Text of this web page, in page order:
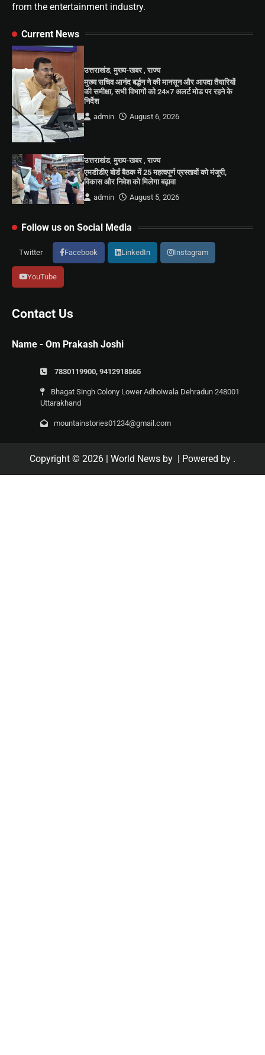
from the entertainment industry.
Current News
उत्तराखंड,मुख्य-खबर,राज्य
मुख्य सचिव आनंद बर्द्धन ने की मानसून और आपदा तैयारियों
की समीक्षा, सभी विभागों को 24×7 अलर्ट मोड पर रहने के
निर्देश
admin
August 6, 2026
उत्तराखंड,मुख्य-खबर ,राज्य
एमडीडीए बोर्ड बैठक में 25 महत्वपूर्ण प्रस्तावों को मंजूरी,
विकास और निवेश को मिलेगा बढ़ावा
admin
August 5, 2026
Follow us on Social Media
Twitter Facebook LinkedIn Instagram
YouTube
Contact Us
Name - Om Prakash Joshi
7830119900, 9412918565
Bhagat Singh Colony Lower Adhoiwala Dehradun 248001
Uttarakhand
mountainstories01234@gmail.com
Copyright © 2026 | World News by | Powered by .